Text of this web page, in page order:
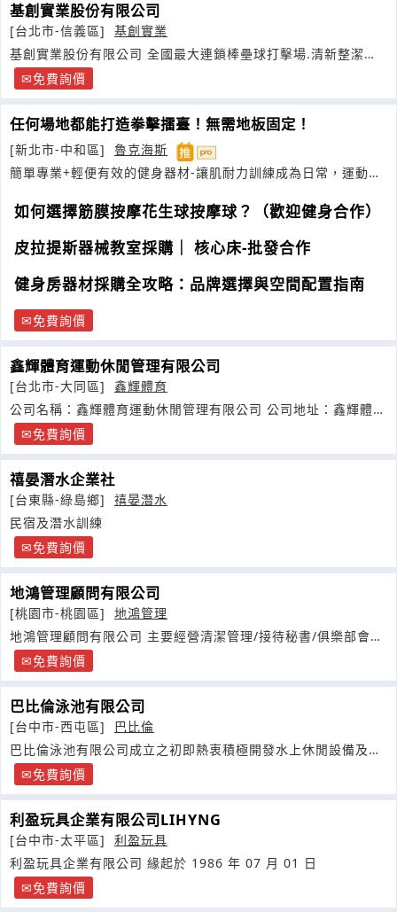
基創實業股份有限公司
[台北市-信義區]
基創實業
基創實業股份有限公司 全國最大連鎖棒壘球打擊場.清新整潔安
全專業免費詢價
任何場地都能打造拳擊擂臺！無需地板固定！
[新北市-中和區]
魯克海斯
簡單專業+輕便有效的健身器材-讓肌耐力訓練成為日常，運動活
如何選擇筋膜按摩花生球按摩球？（歡迎健身合作）
皮拉提斯器械教室採購｜ 核心床-批發合作
健身房器材採購全攻略：品牌選擇與空間配置指南
免費詢價
鑫輝體育運動休閒管理有限公司
[台北市-大同區]
鑫輝體育
公司名稱：鑫輝體育運動休閒管理有限公司 公司地址：鑫輝體育
運動休閒管理有限公司
免費詢價
禧晏潛水企業社
[台東縣-綠島鄉]
禧晏潛水
民宿及潛水訓練
免費詢價
地鴻管理顧問有限公司
[桃園市-桃園區]
地鴻管理
地鴻管理顧問有限公司 主要經營清潔管理/接待秘書/俱樂部會館
經營免費詢價
巴比倫泳池有限公司
[台中市-西屯區]
巴比倫
巴比倫泳池有限公司成立之初即熱衷積極開發水上休閒設備及追
求創新游泳池系統建造技術
免費詢價
利盈玩具企業有限公司LIHYNG
[台中市-太平區]
利盈玩具
利盈玩具企業有限公司 緣起於 1986 年 07 月 01 日
免費詢價